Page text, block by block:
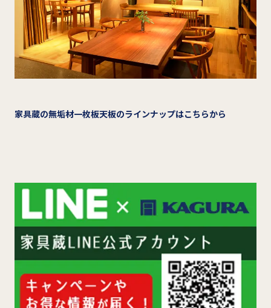
家具蔵の無垢材一枚板天板のラインナップはこちらから